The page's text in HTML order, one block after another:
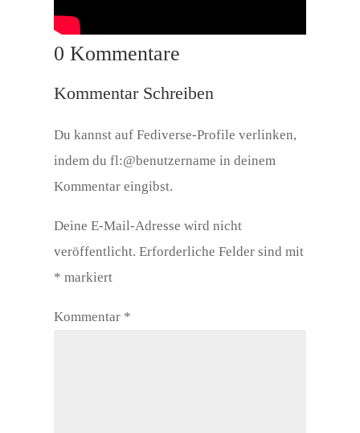
0 Kommentare
Kommentar Schreiben
Du kannst auf Fediverse-Profile verlinken,
indem du fl:@benutzername in deinem
Kommentar eingibst.
Deine E-Mail-Adresse wird nicht
veröffentlicht. Erforderliche Felder sind mit
* markiert
Kommentar *